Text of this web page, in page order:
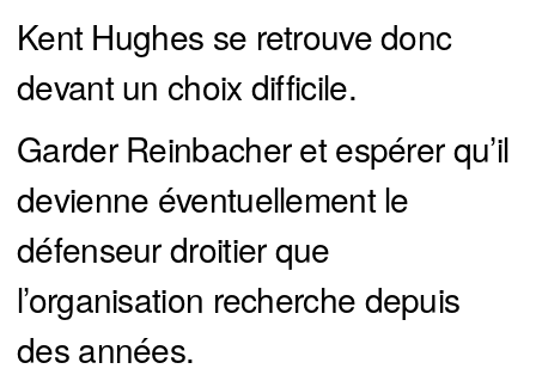
Kent Hughes se retrouve donc
devant un choix difficile.
Garder Reinbacher et espérer qu’il
devienne éventuellement le
défenseur droitier que
l’organisation recherche depuis
des années.